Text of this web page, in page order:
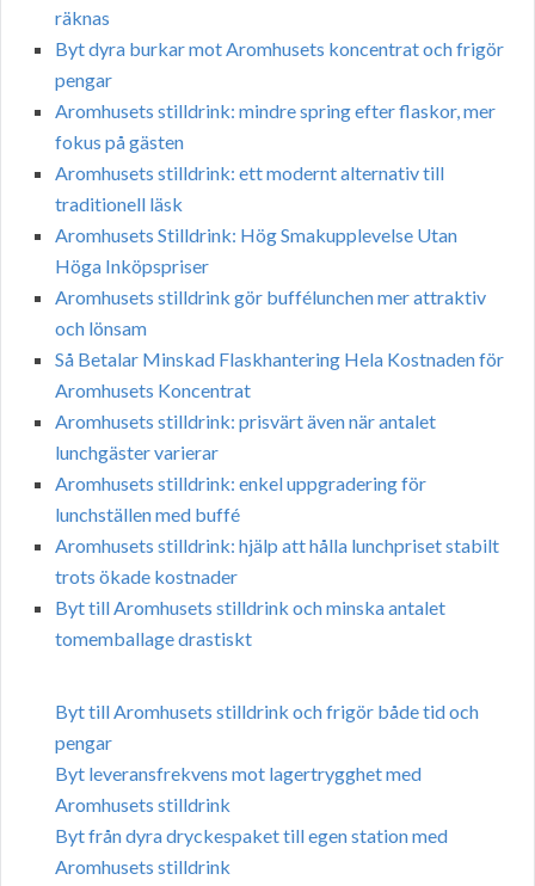
räknas
Byt dyra burkar mot Aromhusets koncentrat och frigör
pengar
Aromhusets stilldrink: mindre spring efter flaskor, mer
fokus på gästen
Aromhusets stilldrink: ett modernt alternativ till
traditionell läsk
Aromhusets Stilldrink: Hög Smakupplevelse Utan
Höga Inköpspriser
Aromhusets stilldrink gör buffélunchen mer attraktiv
och lönsam
Så Betalar Minskad Flaskhantering Hela Kostnaden för
Aromhusets Koncentrat
Aromhusets stilldrink: prisvärt även när antalet
lunchgäster varierar
Aromhusets stilldrink: enkel uppgradering för
lunchställen med buffé
Aromhusets stilldrink: hjälp att hålla lunchpriset stabilt
trots ökade kostnader
Byt till Aromhusets stilldrink och minska antalet
tomemballage drastiskt
Byt till Aromhusets stilldrink och frigör både tid och
pengar
Byt leveransfrekvens mot lagertrygghet med
Aromhusets stilldrink
Byt från dyra dryckespaket till egen station med
Aromhusets stilldrink